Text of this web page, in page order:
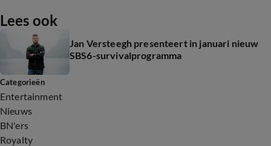
Lees ook
Jan Versteegh presenteert in januari nieuw
SBS6-survivalprogramma
Categorieën
Entertainment
Nieuws
BN'ers
Royalty